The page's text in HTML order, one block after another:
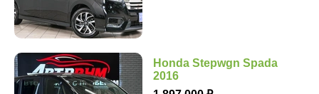
Honda Stepwgn Spada
2016